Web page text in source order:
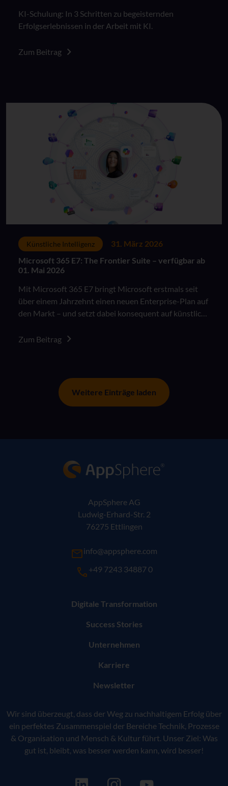
KI-Schulung: In 3 Schritten zu begeisternden
Erfolgserlebnissen in der Arbeit mit KI.
Zum Beitrag
Künstliche Intelligenz
31. März 2026
Microsoft 365 E7: The Frontier Suite – verfügbar ab
01. Mai 2026
Mit Microsoft 365 E7 bringt Microsoft erstmals seit
über einem Jahrzehnt einen neuen Enterprise-Plan auf
den Markt – und setzt dabei konsequent auf künstliche
Arbeitsumgebungen.
Zum Beitrag
Weitere Einträge laden
AppSphere IT-Lösungsanbieter
AppSphere AG
Ludwig-Erhard-Str. 2
76275 Ettlingen
info@appsphere.com
+49 7243 34887 0
Digitale Transformation
Success Stories
Unternehmen
Karriere
Newsletter
Wir sind überzeugt, dass der Weg zu nachhaltigem Erfolg über
ein perfektes Zusammenspiel der Bereiche Technik, Prozesse
& Organisation und Mensch & Kultur führt. Unser Ziel: Was
gut ist, bleibt, was besser werden kann, wird besser!